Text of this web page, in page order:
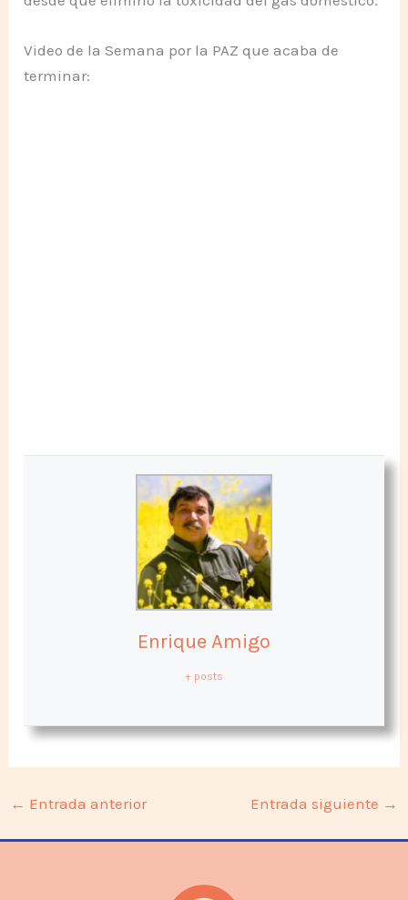
Video de la Semana por la PAZ que acaba de
terminar:
Enrique Amigo
+ posts
← Entrada anterior Entrada siguiente →